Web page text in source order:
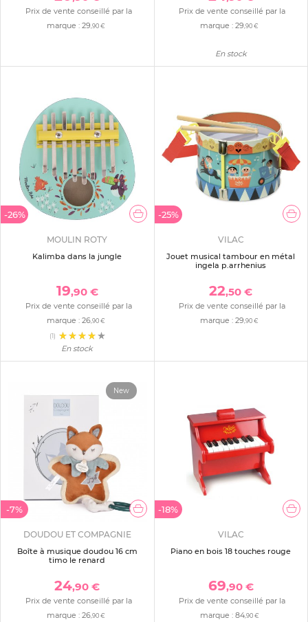
Prix de vente conseillé par la
marque : 29,90 €
Prix de vente conseillé par la
marque :29,90 €
En stock
-26%
MOULIN ROTY
Kalimba dans la jungle
19,90 €
Prix de vente conseillé par la
marque : 26,90 €
(1)
En stock
-25%
VILAC
Jouet musical tambour en métal
ingela p.arrhenius
22,50 €
Prix de vente conseillé par la
marque :29,90 €
-7%
New
DOUDOU ET COMPAGNIE
Boîte à musique doudou 16 cm
timo le renard
24,90 €
Prix de vente conseillé par la
marque : 26,90 €
-18%
VILAC
Piano en bois 18 touches rouge
69,90 €
Prix de vente conseillé par la
marque : 84,90 €